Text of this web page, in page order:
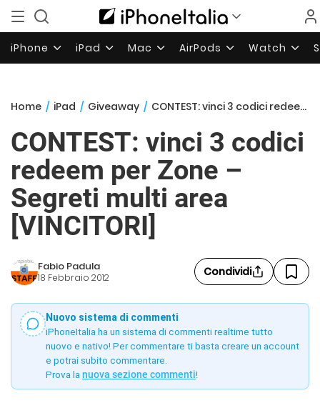
iPhone iPad Mac AirPods Watch
Home / iPad / Giveaway / CONTEST: vinci 3 codici redeem per Zone – Segreti multi area [VINCITORI]
CONTEST: vinci 3 codici
redeem per Zone –
Segreti multi area
[VINCITORI]
Fabio Padula
18 Febbraio 2012 Condividi
Nuovo sistema di commenti
iPhoneItalia ha un sistema di commenti realtime tutto
nuovo e nativo! Per commentare ti basta creare un account
e potrai subito commentare.
Prova la nuova sezione commenti!